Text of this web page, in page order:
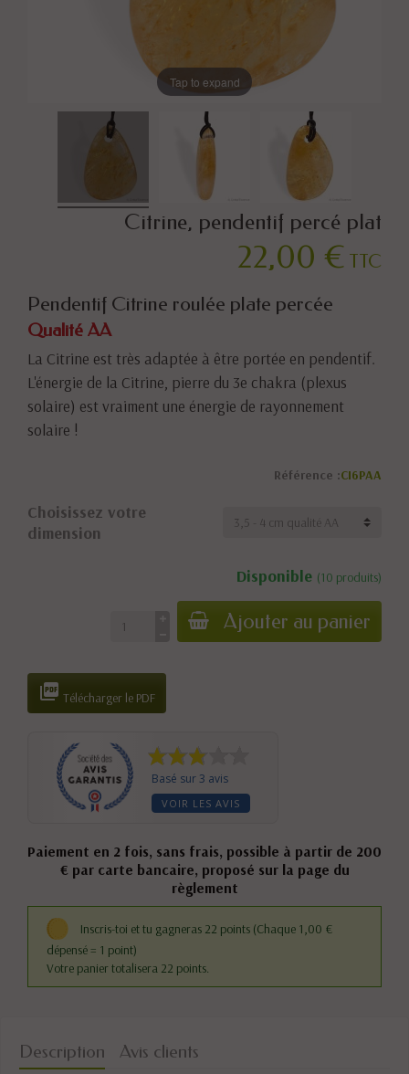
Tap to expand
Citrine, pendentif percé plat
22,00 € TTC
Pendentif Citrine roulée plate percée
Qualité AA
La Citrine est très adaptée à être portée en pendentif.
L'énergie de la Citrine, pierre du 3e chakra (plexus
solaire) est vraiment une énergie de rayonnement
solaire !
Référence :CI6PAA
Choisissez votre
dimension
Disponible (10 produits)
Ajouter au panier
 Télécharger le PDF
Basé sur 3 avis
VOIR LES AVIS
Paiement en 2 fois, sans frais, possible à partir de 200
€ par carte bancaire, proposé sur la page du
règlement
Inscris-toi et tu gagneras 22 points (Chaque 1,00 €
dépensé = 1 point)
Votre panier totalisera 22 points.
Description Avis clients